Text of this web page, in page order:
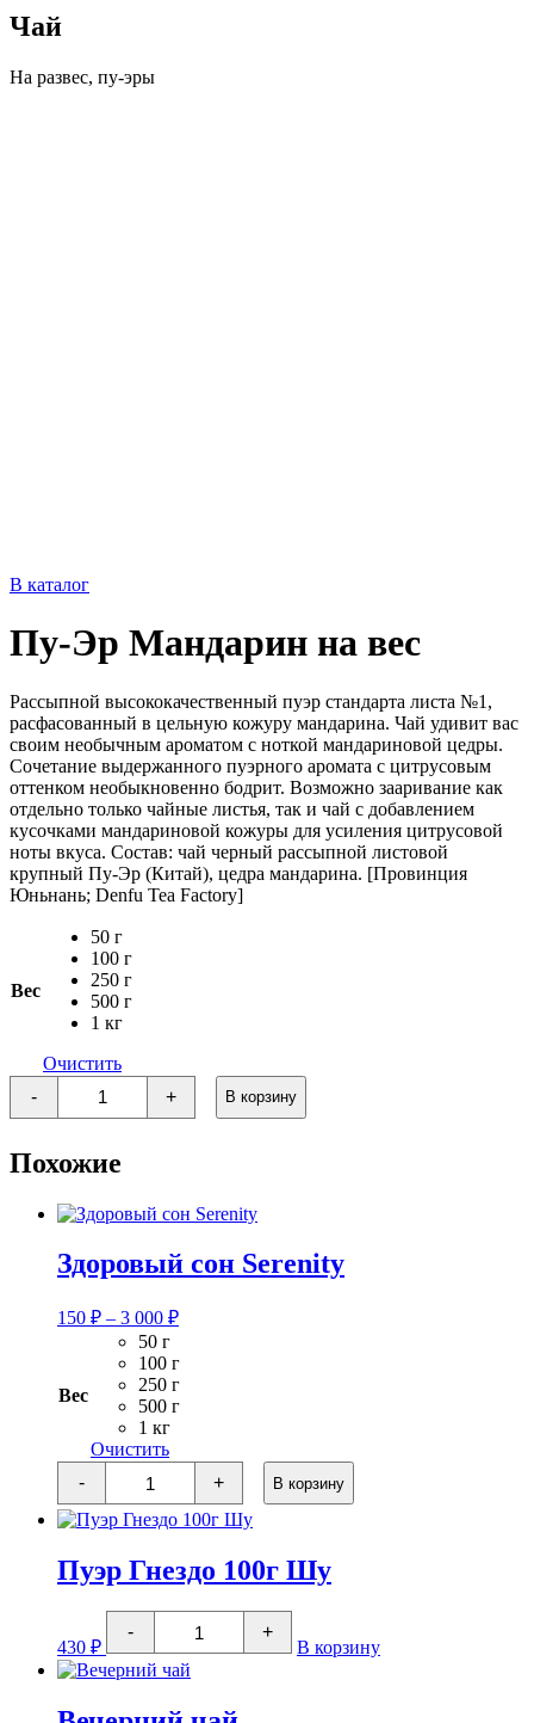
Чай
На развес, пу-эры
В каталог
Пу-Эр Мандарин на вес
Рассыпной высококачественный пуэр стандарта листа №1,
расфасованный в цельную кожуру мандарина. Чай удивит вас
своим необычным ароматом с ноткой мандариновой цедры.
Сочетание выдержанного пуэрного аромата с цитрусовым
оттенком необыкновенно бодрит. Возможно зааривание как
отдельно только чайные листья, так и чай с добавлением
кусочками мандариновой кожуры для усиления цитрусовой
ноты вкуса. Состав: чай черный рассыпной листовой
крупный Пу-Эр (Китай), цедра мандарина. [Провинция
Юньнань; Denfu Tea Factory]
Вес
50 г
100 г
250 г
500 г
1 кг
Очистить
-
Количество
товара
Пу-
Мандарин
на
+ В корзину
Похожие
Здоровый сон Serenity
150 ₽ – 3 000 ₽Диапазон
150 ₽
–
3
Вес
50 г
100 г
250 г
500 г
1 кг
Очистить
-
Количество
товара
Здоровый
сон
+ В корзину
Пуэр Гнездо 100г Шу
430 ₽
-
Количество
товара
Пуэр
Гнездо
Шу
+
В корзину